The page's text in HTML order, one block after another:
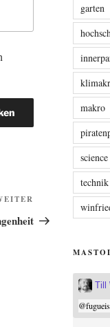
Nächster
Beitrag
garten
makro
technik
Till
@